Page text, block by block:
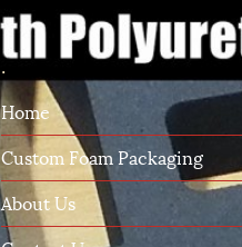
.
Home
Custom Foam Packaging
About Us